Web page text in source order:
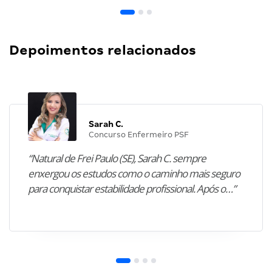
Depoimentos relacionados
Sarah C.
Concurso Enfermeiro PSF
“Natural de Frei Paulo (SE), Sarah C. sempre
enxergou os estudos como o caminho mais seguro
para conquistar estabilidade profissional. Após o…”